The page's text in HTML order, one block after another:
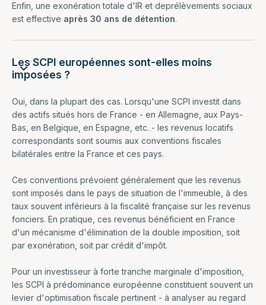
Enfin, une exonération totale d'IR et deprélèvements sociaux
est effective après 30 ans de détention.
Les SCPI européennes sont-elles moins
imposées ?
Oui, dans la plupart des cas. Lorsqu'une SCPI investit dans
des actifs situés hors de France - en Allemagne, aux Pays-
Bas, en Belgique, en Espagne, etc. - les revenus locatifs
correspondants sont soumis aux conventions fiscales
bilatérales entre la France et ces pays.
Ces conventions prévoient généralement que les revenus
sont imposés dans le pays de situation de l'immeuble, à des
taux souvent inférieurs à la fiscalité française sur les revenus
fonciers. En pratique, ces revenus bénéficient en France
d'un mécanisme d'élimination de la double imposition, soit
par exonération, soit par crédit d'impôt.
Pour un investisseur à forte tranche marginale d'imposition,
les SCPI à prédominance européenne constituent souvent un
levier d'optimisation fiscale pertinent - à analyser au regard